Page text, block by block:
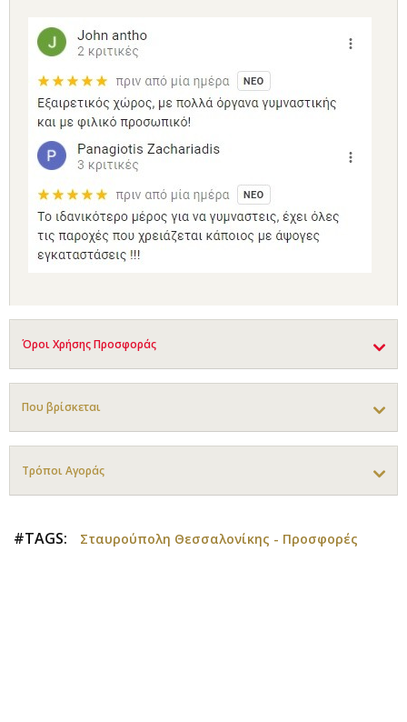
Όροι Χρήσης Προσφοράς
Που βρίσκεται
Τρόποι Αγοράς
#TAGS: Σταυρούπολη Θεσσαλονίκης - Προσφορές